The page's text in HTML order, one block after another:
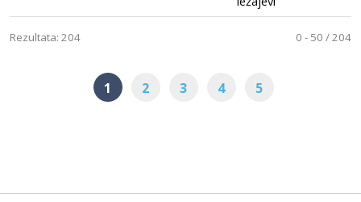
Rezultata: 204 0 - 50 / 204
1 2 3 4 5